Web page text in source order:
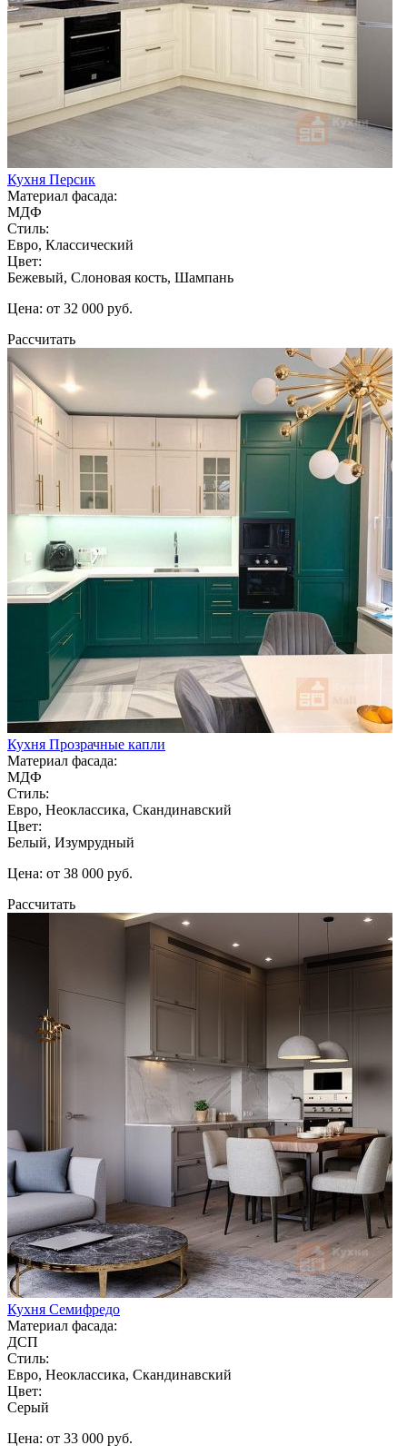
Кухня Персик
Материал фасада:
МДФ
Стиль:
Евро, Классический
Цвет:
Бежевый, Слоновая кость, Шампань
Цена: от 32 000 руб.
Рассчитать
Кухня Прозрачные капли
Материал фасада:
МДФ
Стиль:
Евро, Неоклассика, Скандинавский
Цвет:
Белый, Изумрудный
Цена: от 38 000 руб.
Рассчитать
Кухня Семифредо
Материал фасада:
ДСП
Стиль:
Евро, Неоклассика, Скандинавский
Цвет:
Серый
Цена: от 33 000 руб.